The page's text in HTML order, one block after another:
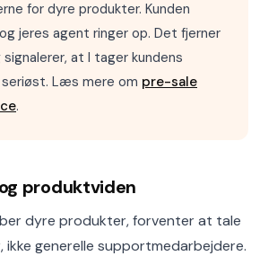
for dyre produkter. Kunden
jeres agent ringer op. Det fjerner
at I tager kundens
Læs mere om pre-sale
.
produktviden
dyre produkter, forventer at tale
ikke generelle supportmedarbejdere.